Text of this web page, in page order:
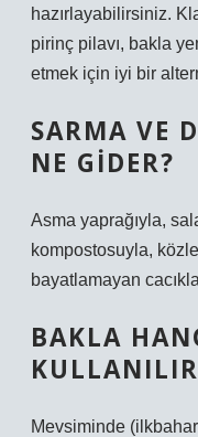
hazırlayabilirsiniz.
pirinç pilavı, bakla
etmek için iyi bir
SARMA VE
NE GIDER?
Asma yaprağıyla,
kompostosuyla,
bayatlamayan
BAKLA
Mevsiminde